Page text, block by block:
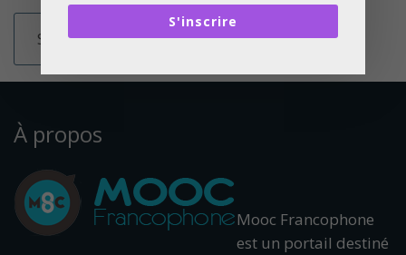
À propos
Mooc Francophone
est un portail destiné
S'inscrire